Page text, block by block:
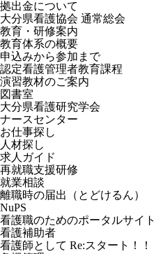
拠出金について
大分県看護協会 通常総会
教育・研修案内
教育体系の概要
申込みから参加まで
認定看護管理者教育課程
演習教材のご案内
図書室
大分県看護研究学会
ナースセンター
お仕事探し
人材探し
求人ガイド
再就職支援研修
就業相談
離職時の届出（とどけるん）
NuPS
看護職のためのポータルサイト
看護補助者
看護師として Re:スタート！！